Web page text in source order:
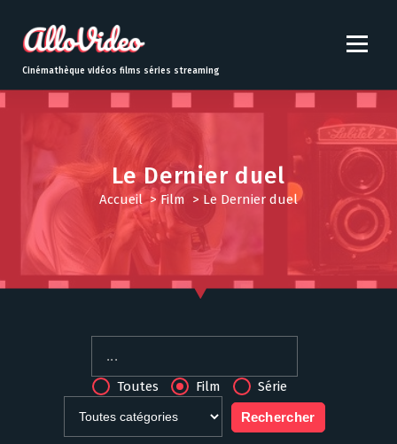
t
o
Cinémathèque vidéos films séries streaming
Le Dernier duel
Accueil>Film > Le Dernier duel
Toutes Film Série